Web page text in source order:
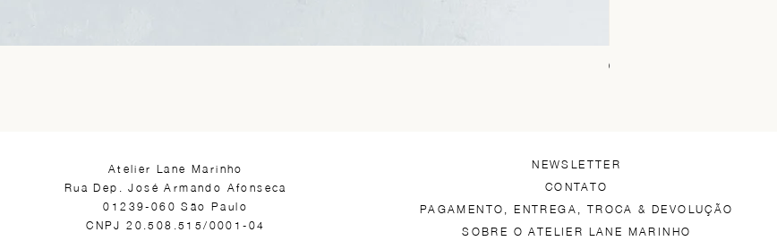
Chica Alto Preto
​Atelier Lane Marinho
Rua Dep. José Armando Afonseca
01239-060 São Paulo
CNPJ 20.508.515/0001-04
NEWSLETTER
CONTATO
PAGAMENTO, ENTREGA, TROCA & DEVOLUÇÃO
SOBRE O ATELIER LANE MARINHO